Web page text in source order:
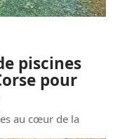
piscines
pour
au cœur de la